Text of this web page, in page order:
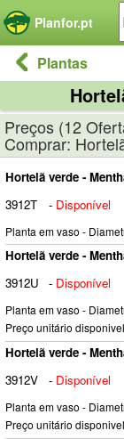
Planfor.pt
Plantas
Preços (12
Comprar:
Hortelã verde -
3912T
- Disponível
Planta em vaso -
Hortelã verde -
3912U
- Disponível
Planta em vaso -
Preço unitário disponivel
Hortelã verde -
3912V
- Disponível
Planta em vaso -
Preço unitário disponivel
Painel de